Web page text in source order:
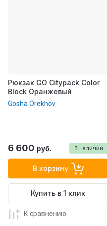
Рюкзак GO Citypack Color
Block Оранжевый
Gosha Orekhov
В наличии
6 600 руб.
В корзину
Купить в 1 клик
К сравнению